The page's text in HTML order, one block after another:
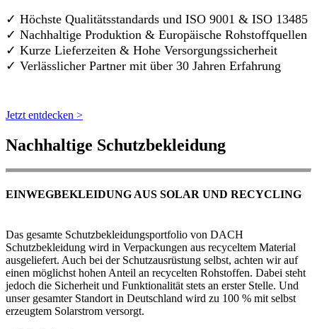
✓ Höchste Qualitätsstandards und ISO 9001 & ISO 13485
✓ Nachhaltige Produktion & Europäische Rohstoffquellen
✓ Kurze Lieferzeiten & Hohe Versorgungssicherheit
✓ Verlässlicher Partner mit über 30 Jahren Erfahrung
Jetzt entdecken >
Nachhaltige Schutzbekleidung
EINWEGBEKLEIDUNG AUS SOLAR UND RECYCLING
Das gesamte Schutzbekleidungsportfolio von DACH
Schutzbekleidung wird in Verpackungen aus recyceltem Material
ausgeliefert. Auch bei der Schutzausrüstung selbst, achten wir auf
einen möglichst hohen Anteil an recycelten Rohstoffen. Dabei steht
jedoch die Sicherheit und Funktionalität stets an erster Stelle. Und
unser gesamter Standort in Deutschland wird zu 100 % mit selbst
erzeugtem Solarstrom versorgt.